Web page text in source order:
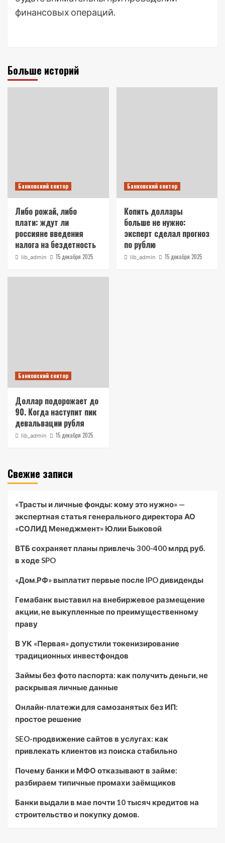
финансовых операций.
Больше историй
Банковский сектор
Либо рожай, либо
плати: ждут ли
россияне введения
налога на бездетность
lib_admin 15 декабря 2025
Банковский сектор
Копить доллары
больше не нужно:
эксперт сделал прогноз
по рублю
lib_admin 15 декабря 2025
Банковский сектор
Доллар подорожает до
90. Когда наступит пик
девальвации рубля
lib_admin 15 декабря 2025
Свежие записи
«Трасты и личные фонды: кому это нужно» —
экспертная статья генерального директора АО
«СОЛИД Менеджмент» Юлии Быковой
ВТБ сохраняет планы привлечь 300-400 млрд руб.
в ходе SPO
«Дом.РФ» выплатит первые после IPO дивиденды
Гемабанк выставил на внебиржевое размещение
акции, не выкупленные по преимущественному
праву
В УК «Первая» допустили токенизирование
традиционных инвестфондов
Займы без фото паспорта: как получить деньги, не
раскрывая личные данные
Онлайн-платежи для самозанятых без ИП:
простое решение
SEO-продвижение сайтов в услугах: как
привлекать клиентов из поиска стабильно
Почему банки и МФО отказывают в займе:
разбираем типичные промахи заёмщиков
Банки выдали в мае почти 10 тысяч кредитов на
строительство и покупку домов.